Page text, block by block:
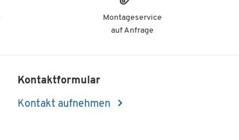
Montageservice
auf Anfrage
Kontaktformular
Kontakt aufnehmen